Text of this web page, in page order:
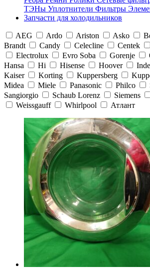
ТЭНы Уплотнители Фильтры
Запчасти для холодильников
AEG Ardo Ariston Asko
Brandt
Candy Celecline Centek
Electrolux
Evro Soba Gorenje
Hansa
Hi Hisense Hoover
Kaiser
Korting Kuppersberg
Midea
Miele Panasonic Philco
Sangiorgio
Schaub Lorenz Siemens
Weissgauff
Whirlpool Атлант